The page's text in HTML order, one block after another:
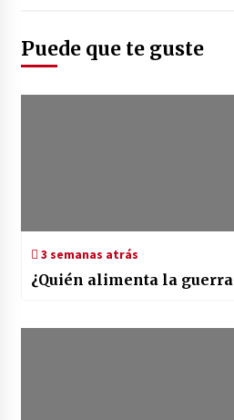
Puede que te guste
3 semanas atrás
¿Quién alimenta la guerra